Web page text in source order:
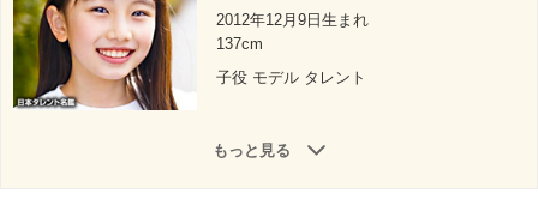
2012年12月9日生まれ
137cm
子役 モデル タレント
もっと見る